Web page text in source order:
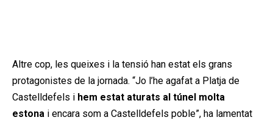
Altre cop, les queixes i la tensió han estat els grans
protagonistes de la jornada. “Jo l’he agafat a Platja de
Castelldefels i hem estat aturats al túnel molta
estona i encara som a Castelldefels poble”, ha lamentat